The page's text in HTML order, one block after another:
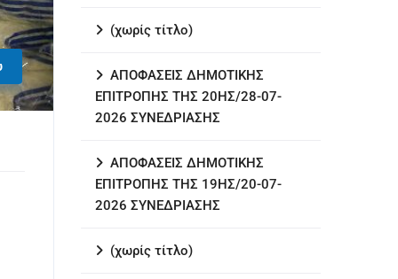
(χωρίς τίτλο)
ΑΠΟΦΑΣΕΙΣ ΔΗΜΟΤΙΚΗΣ
ΕΠΙΤΡΟΠΗΣ ΤΗΣ 20ΗΣ/28-07-
2026 ΣΥΝΕΔΡΙΑΣΗΣ
ΑΠΟΦΑΣΕΙΣ ΔΗΜΟΤΙΚΗΣ
ΕΠΙΤΡΟΠΗΣ ΤΗΣ 19ΗΣ/20-07-
2026 ΣΥΝΕΔΡΙΑΣΗΣ
(χωρίς τίτλο)